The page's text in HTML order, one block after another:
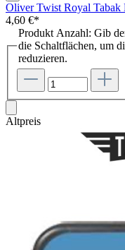
Oliver Twist Royal Tabak
4,60 €*
Produkt Anzahl: Gib
die Schaltflächen, um
reduzieren.
Altpreis